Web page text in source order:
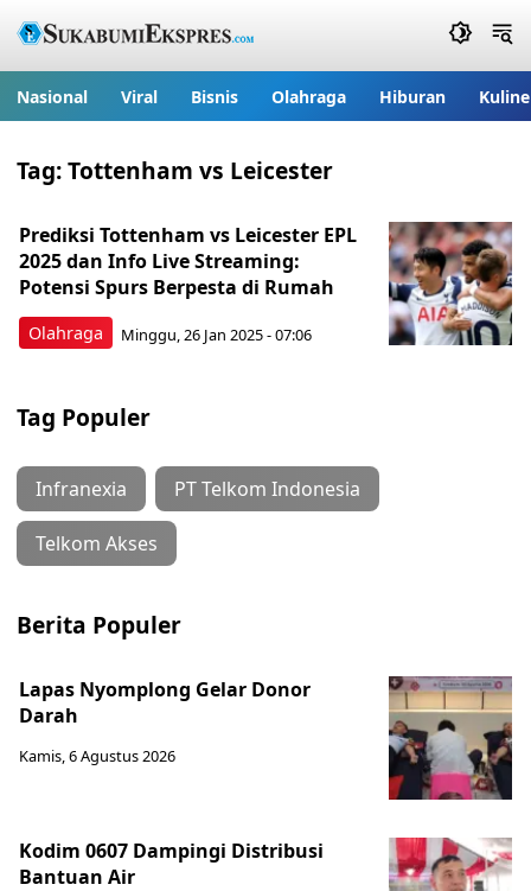
Nasional Viral Bisnis Olahraga Hiburan
Tag:Tottenham vs Leicester
Olahraga
Prediksi Tottenham vs Leicester EPL
2025 dan Info Live Streaming:
Potensi Spurs Berpesta di Rumah
Minggu, 26 Jan 2025 - 07:06
Tag Populer
Infranexia PT Telkom Indonesia
Telkom Akses
Berita Populer
Lapas Nyomplong Gelar Donor
Darah
Kamis, 6 Agustus 2026
Kodim 0607 Dampingi Distribusi
Bantuan Air